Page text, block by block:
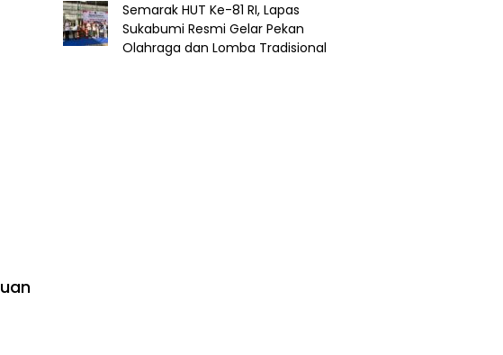
Semarak HUT Ke-81 RI, Lapas
Sukabumi Resmi Gelar Pekan
Olahraga dan Lomba Tradisional